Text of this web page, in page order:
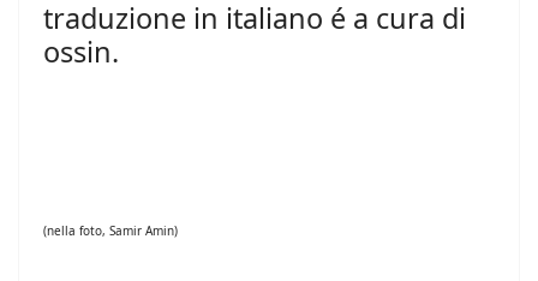
traduzione in italiano é a cura di
ossin.
(nella foto, Samir Amin)